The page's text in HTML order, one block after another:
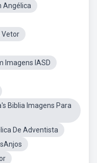
Angélica
Vetor
Imagens IASD
Biblia Imagens Para
De Adventista